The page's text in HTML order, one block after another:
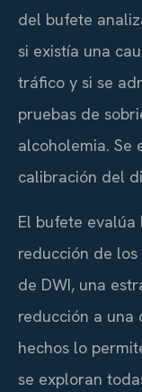
del bufete
si existía una
tráfico y si se
pruebas de
alcoholemia. Se
calibración del
El bufete
reducción de los
de DWI, una
reducción a una
hechos lo
se exploran